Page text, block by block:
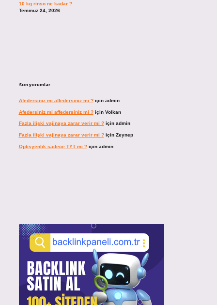
10 kg rinso ne kadar ?
Temmuz 24, 2026
Son yorumlar
Afedersiniz mi affedersiniz mi ?için admin
Afedersiniz mi affedersiniz mi ?için Volkan
Fazla ilişki vajinaya zarar verir mi ?için admin
Fazla ilişki vajinaya zarar verir mi ?için Zeynep
Optisyenlik sadece TYT mi ?için admin